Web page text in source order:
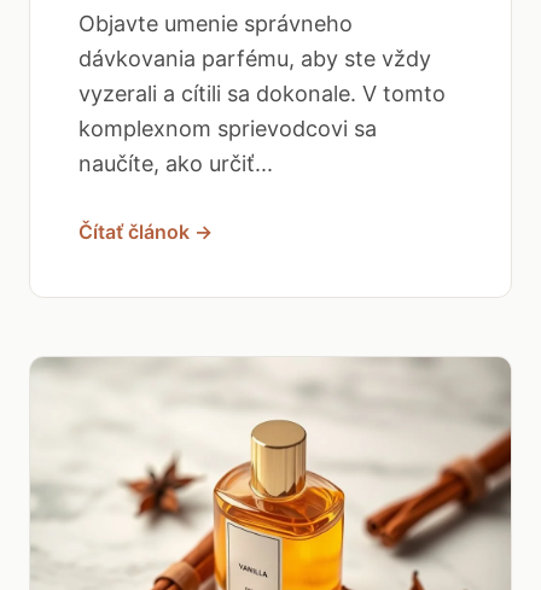
Objavte umenie správneho
dávkovania parfému, aby ste vždy
vyzerali a cítili sa dokonale. V tomto
komplexnom sprievodcovi sa
naučíte, ako určiť...
Čítať článok →